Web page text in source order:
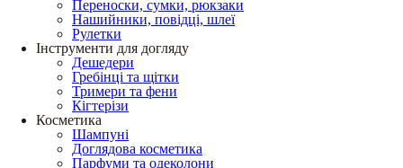
Переноски, сумки, рюкзаки
Нашийники, повідці, шлеї
Рулетки
Інструменти для догляду
Дешедери
Гребінці та щітки
Тримери та фени
Кігтерізи
Косметика
Шампуні
Доглядова косметика
Парфуми та одеколони